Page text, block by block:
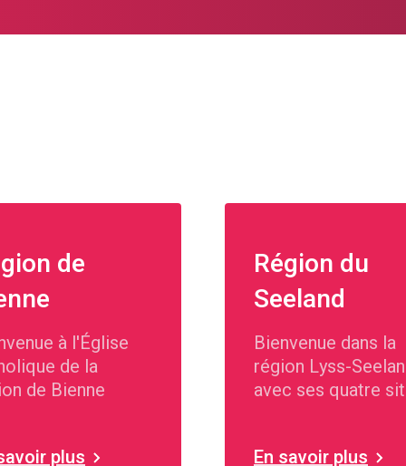
de
à l'Église
de la
de Bienne
plus
Région du
Seeland
Bienvenue dans la
région Lyss-
avec ses quatre
En savoir plus